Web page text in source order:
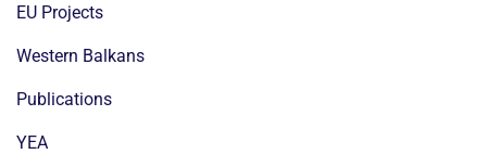
EU Projects
Western Balkans
Publications
YEA